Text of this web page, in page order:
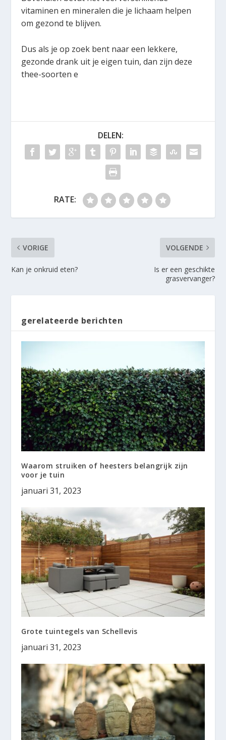
vitaminen en mineralen die je lichaam helpen
om gezond te blijven.
Dus als je op zoek bent naar een lekkere,
gezonde drank uit je eigen tuin, dan zijn deze
thee-soorten e
DELEN:
RATE:
VORIGE
Kan je onkruid eten?
VOLGENDE
Is er een geschikte
grasvervanger?
gerelateerde berichten
Waarom struiken of heesters belangrijk zijn
voor je tuin
januari 31, 2023
Grote tuintegels van Schellevis
januari 31, 2023